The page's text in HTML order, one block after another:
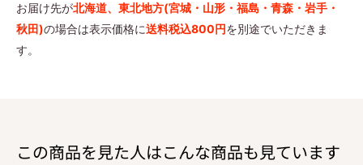
お届け先が北海道、東北地方(宮城・山形・福島・青森・岩手・
秋田)の場合は表示価格に送料税込800円を別途でいただきま
す。
この商品を見た人はこんな商品も見ています